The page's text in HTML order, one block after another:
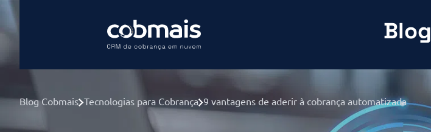
Blog
Blog Cobmais Tecnologias para Cobrança 9 vantagens de aderir à cobrança automatizada